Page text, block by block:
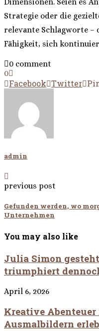
Strategie oder die
relevante Schlagworte –
Fähigkeit, sich
0 comment
0
Facebook Twitter
admin
previous post
Gefunden werden, wo
Unternehmen
You may also like
Julia Simon
triumphiert
April 6, 2026
Kreative Abenteuer
Ausmalbildern